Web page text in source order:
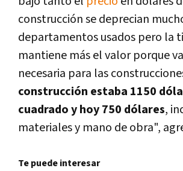
construcción se deprecian
departamentos usados pero la
mantiene más el valor porque
necesaria para las
construcción estaba 1150
cuadrado y hoy 750 dólares,
materiales y mano de obra",
Te puede interesar